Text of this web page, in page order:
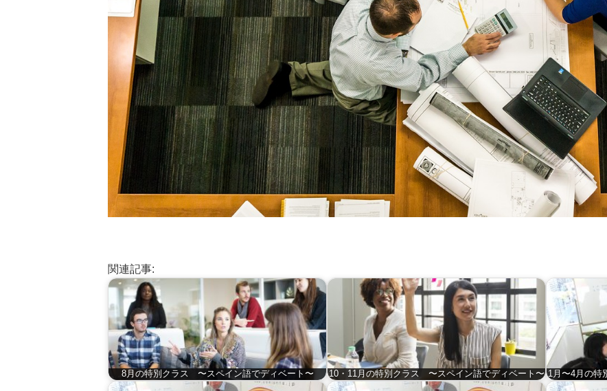
関連記事:
8月の特別クラス 〜スペイン語でディベート〜 10・11月の特別クラス 〜スペイン語でディベート〜 1月〜4月の